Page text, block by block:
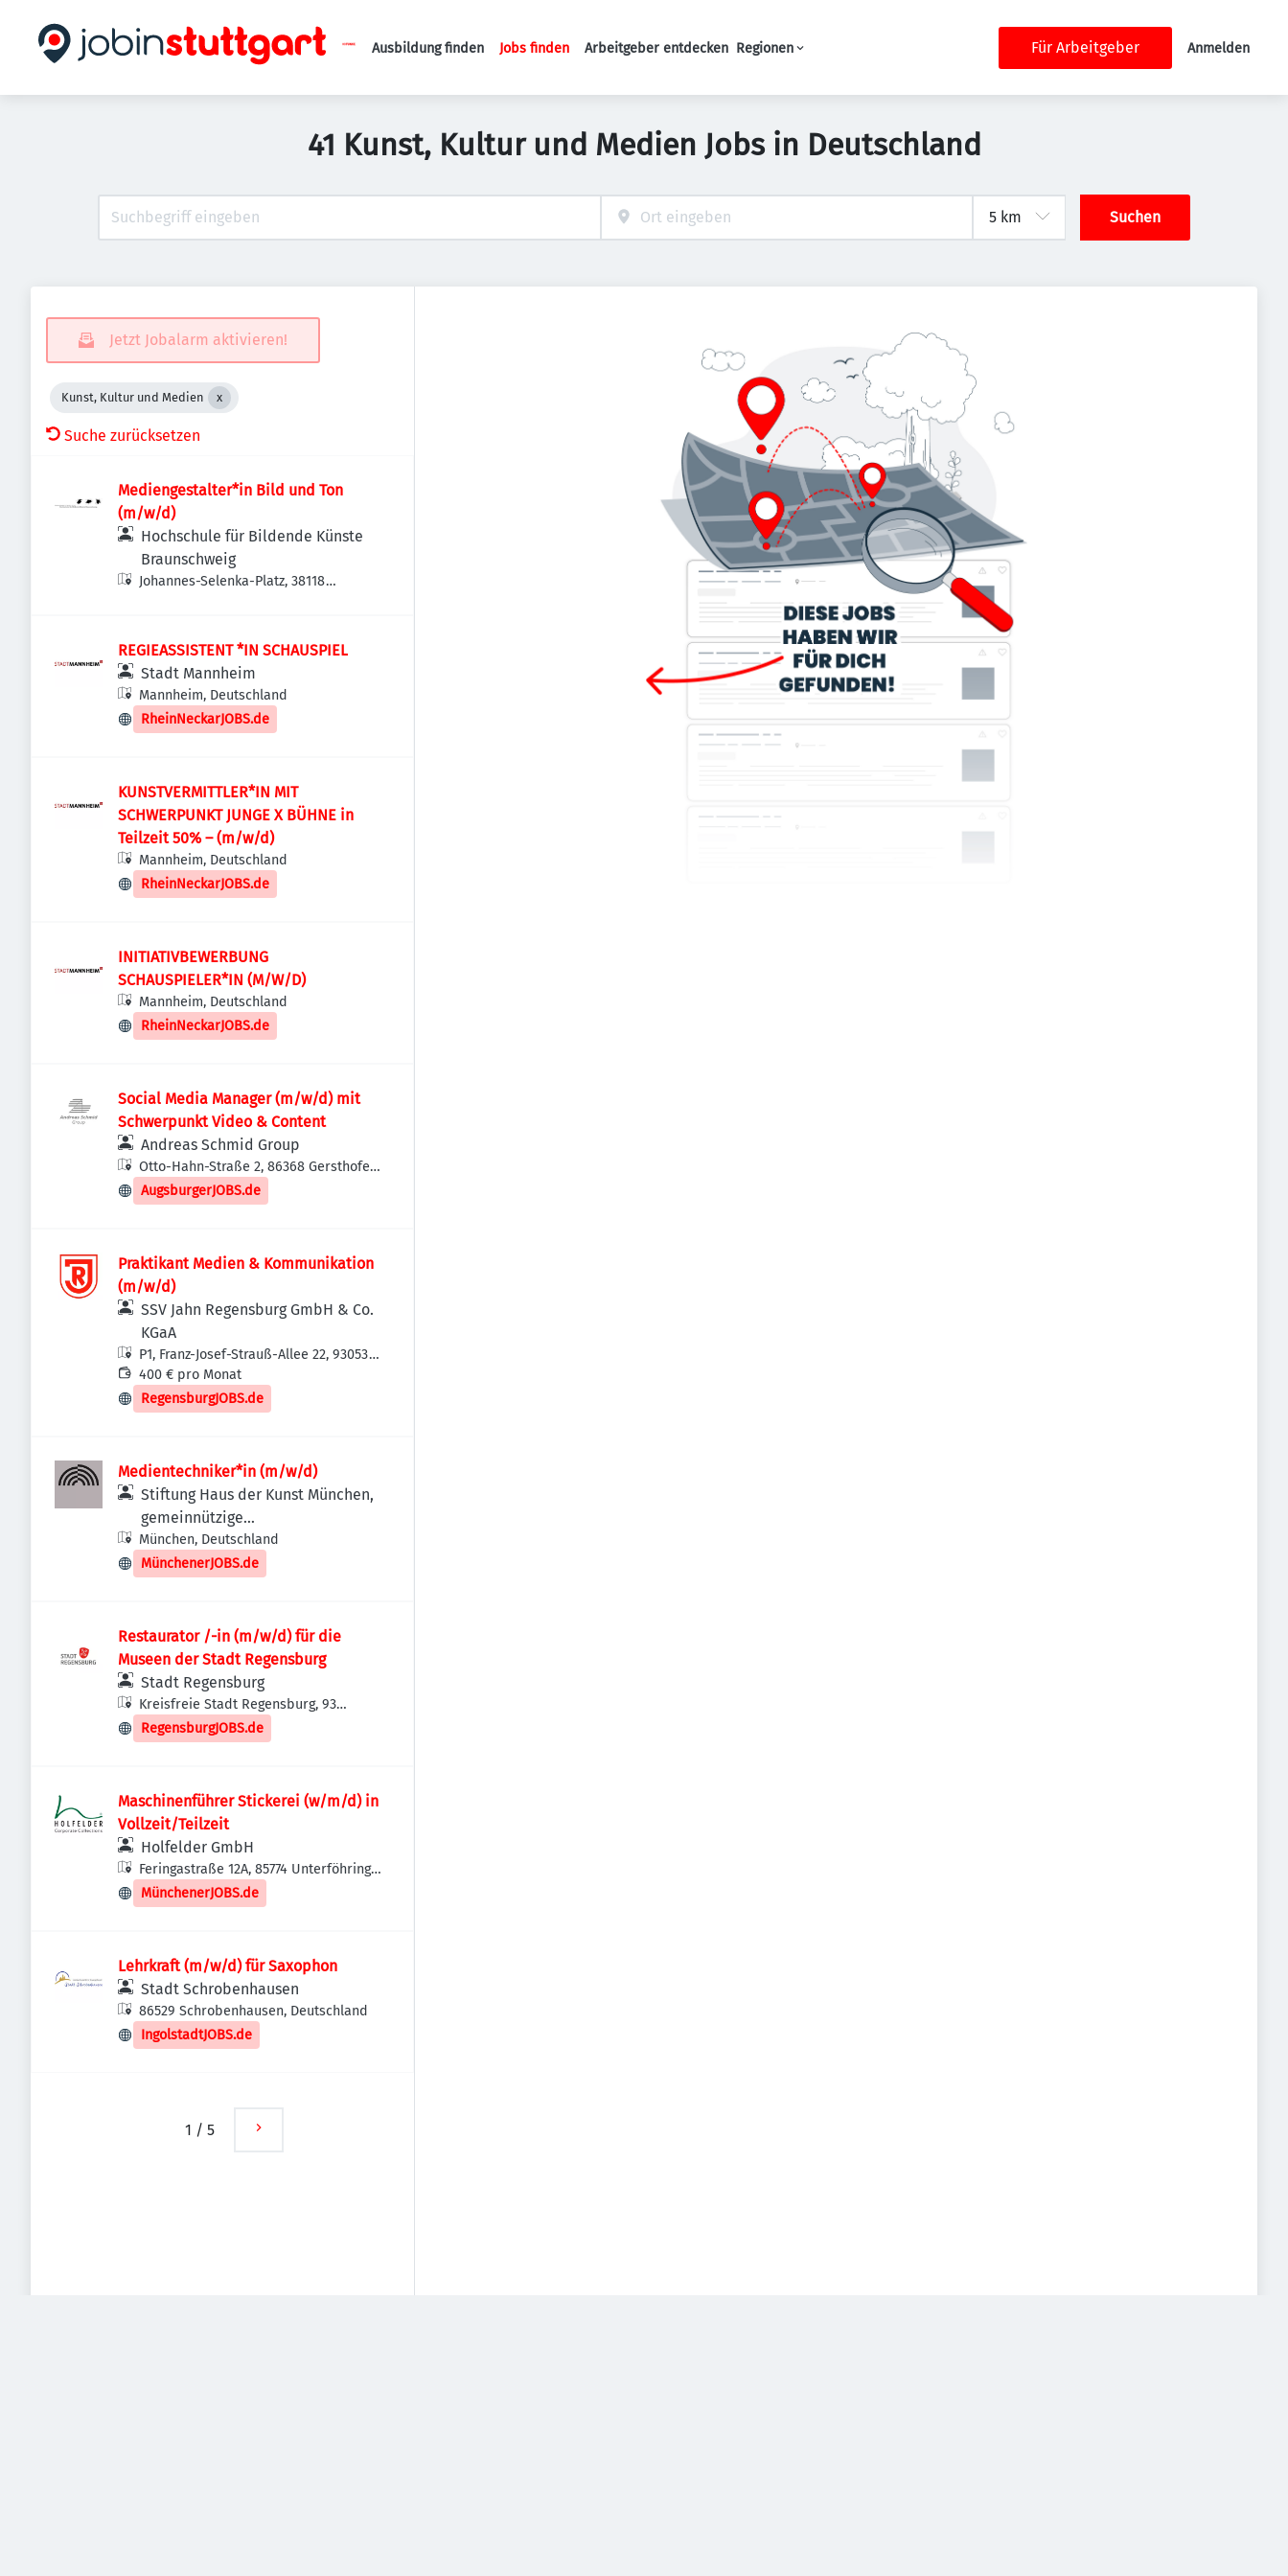
Haupt-Navigation
Ausbildung finden Jobs finden Arbeitgeber entdecken Regionen Für Arbeitgeber Anmelden
41 Kunst, Kultur und Medien Jobs in Deutschland
Suchen
Jetzt Jobalarm aktivieren!
Kunst, Kultur und Medien
Suche zurücksetzen
Mediengestalter*in Bild und Ton
(m/w/d)
Hochschule für Bildende Künste
Braunschweig
Johannes-Selenka-Platz, 38118
REGIEASSISTENT *IN SCHAUSPIEL
Stadt Mannheim
Mannheim, Deutschland
RheinNeckarJOBS.de
KUNSTVERMITTLER*IN MIT
SCHWERPUNKT JUNGE X BÜHNE in
Teilzeit 50% – (m/w/d)
Mannheim, Deutschland
RheinNeckarJOBS.de
INITIATIVBEWERBUNG
SCHAUSPIELER*IN (M/W/D)
Mannheim, Deutschland
RheinNeckarJOBS.de
Social Media Manager (m/w/d) mit
Schwerpunkt Video & Content
Andreas Schmid Group
Otto-Hahn-Straße 2, 86368 Gersthofen,
Deutschland
AugsburgerJOBS.de
Praktikant Medien & Kommunikation
(m/w/d)
SSV Jahn Regensburg GmbH & Co.
KGaA
P1, Franz-Josef-Strauß-Allee 22, 93053
Regensburg, Deutschland
400 € pro Monat
RegensburgJOBS.de
Medientechniker*in (m/w/d)
Stiftung Haus der Kunst München,
gemeinnützige
Betriebsgesellschaft mbH
München, Deutschland
MünchenerJOBS.de
Restaurator /-in (m/w/d) für die
Museen der Stadt Regensburg
Stadt Regensburg
Kreisfreie Stadt Regensburg, 93
Regensburg, Deutschland
RegensburgJOBS.de
Maschinenführer Stickerei (w/m/d) in
Vollzeit/Teilzeit
Holfelder GmbH
Feringastraße 12A, 85774 Unterföhring,
Deutschland
MünchenerJOBS.de
Lehrkraft (m/w/d) für Saxophon
Stadt Schrobenhausen
86529 Schrobenhausen, Deutschland
IngolstadtJOBS.de
1 / 5